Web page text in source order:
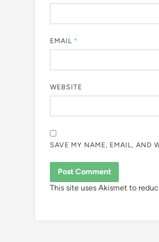
EMAIL *
WEBSITE
SAVE MY NAME, EMAIL, AND
This site uses Akismet to